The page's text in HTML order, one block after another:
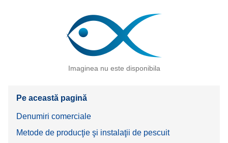
Imaginea nu este disponibila
Pe această pagină
Denumiri comerciale
Metode de producţie şi instalaţii de pescuit